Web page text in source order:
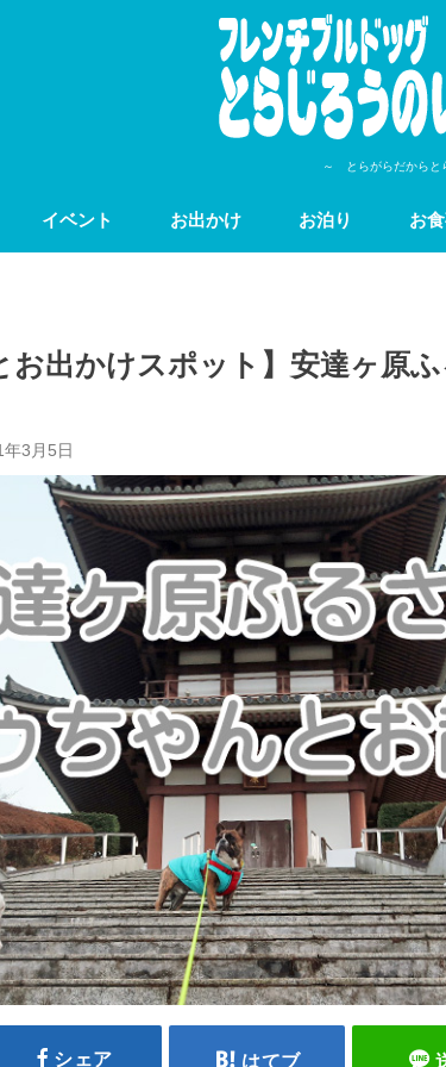
～ とらがらだからと
イベント お出かけ お泊り お
お出かけスポット】安達ヶ原
年3月5日
シェア はてブ